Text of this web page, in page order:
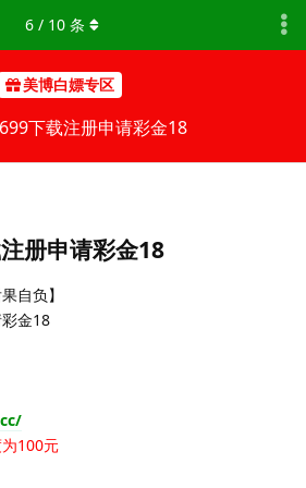
美博白嫖专区
下载注册申请彩金18
6 / 10 条
册申请彩金18
自负】
金18
100元